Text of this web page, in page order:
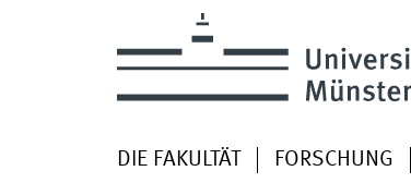
DIE FAKULTÄT FORSCHUNG